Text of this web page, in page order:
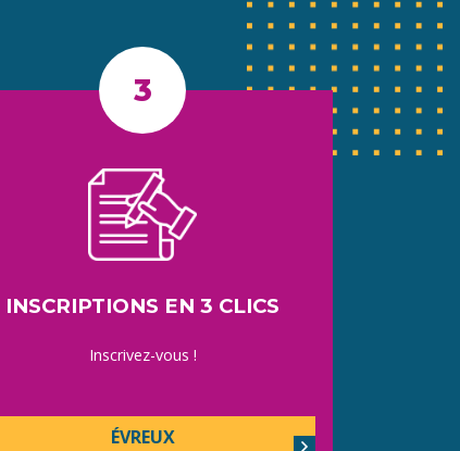
INSCRIPTIONS EN 3 CLICS
Inscrivez-vous !
ÉVREUX